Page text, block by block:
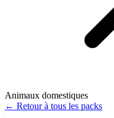
Animaux domestiques
← Retour à tous les packs